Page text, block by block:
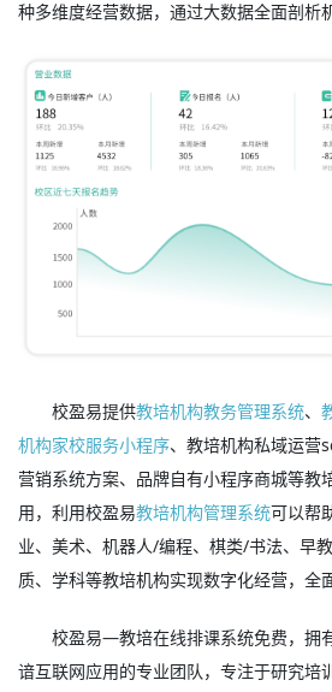
种多维度经营数据，通过大数据全面剖析
校盈易提供教培机构教务管理系统、
机构家校服务小程序、教培机构私域运营
营销系统方案、品牌自有小程序商城等教
用，利用校盈易教培机构管理系统可以帮
业、美术、机器人/编程、棋类/书法、早
质、学科等教培机构实现数字化经营，全
校盈易—教培在线排课系统免费，拥
谙互联网应用的专业团队，专注于研究培